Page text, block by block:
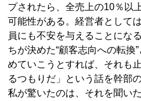
プされたら、全売上の10％以
可能性がある。経営者として
員にも不安を与えることにな
ちが決めた“顧客志向への転換
めていこうとすれば、それも
るつもりだ」という話を幹部
私が驚いたのは、それを聞い